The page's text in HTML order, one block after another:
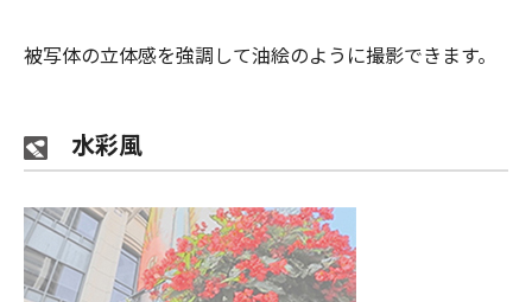
被写体の立体感を強調して油絵のように撮影できます。
水彩風